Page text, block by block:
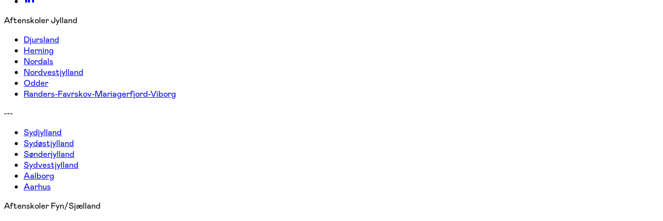
Aftenskoler Jylland
Djursland
Herning
Nordals
Nordvestjylland
Odder
Randers-Favrskov-Mariagerfjord-Viborg
---
Sydjylland
Sydøstjylland
Sønderjylland
Sydvestjylland
Aalborg
Aarhus
Aftenskoler Fyn/Sjælland